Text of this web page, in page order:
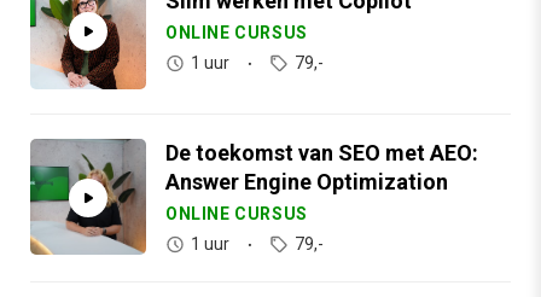
ONLINE CURSUS
1 uur 79,-
ONLINE CURSUS
De toekomst van SEO met AEO:
Answer Engine Optimization
1 uur 79,-